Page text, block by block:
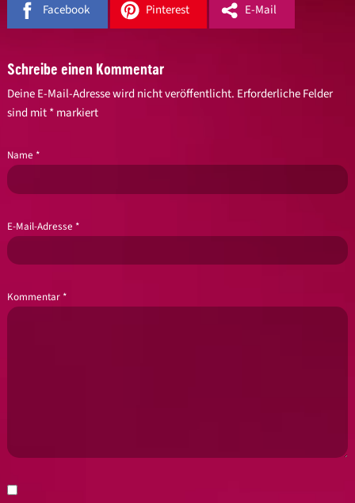
Facebook Pinterest E-Mail
Schreibe einen Kommentar
Deine E-Mail-Adresse wird nicht veröffentlicht. Erforderliche Felder
sind mit*markiert
Name *
E-Mail-Adresse *
Kommentar *